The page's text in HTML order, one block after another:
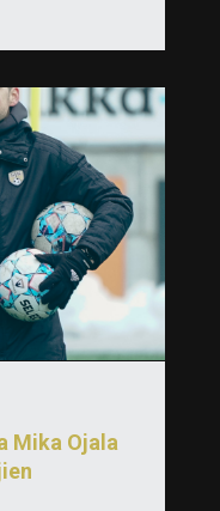
Mika Ojala